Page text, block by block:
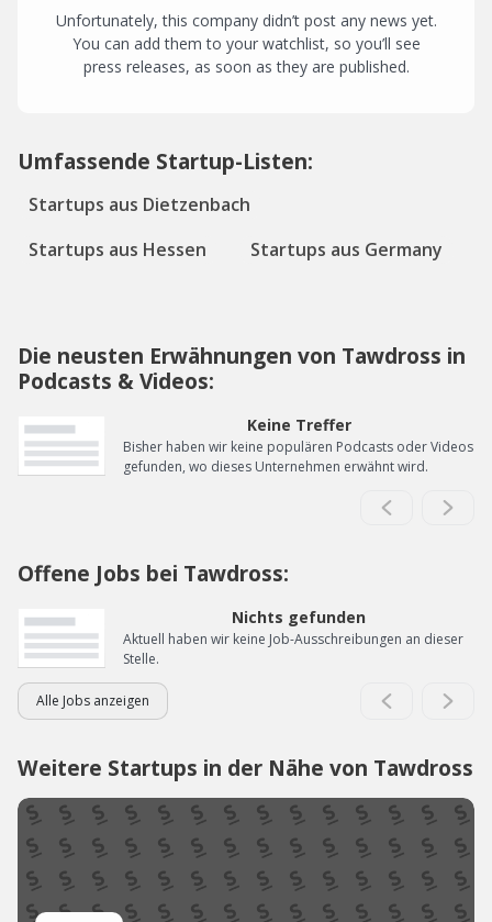
Unfortunately, this company didn’t post any news yet.
You can add them to your watchlist, so you’ll see
press releases, as soon as they are published.
Umfassende Startup-Listen:
Startups aus Dietzenbach
Startups aus Hessen
Startups aus Germany
Die neusten Erwähnungen von Tawdross in
Podcasts & Videos:
Keine Treffer
Bisher haben wir keine populären Podcasts oder Videos
gefunden, wo dieses Unternehmen erwähnt wird.
Offene Jobs bei Tawdross:
Nichts gefunden
Aktuell haben wir keine Job-Ausschreibungen an dieser
Stelle.
Alle Jobs anzeigen
Weitere Startups in der Nähe von Tawdross